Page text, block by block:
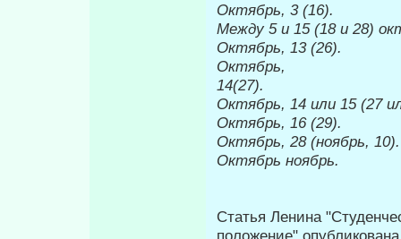
Октябрь, 3 (16).
Между 5 и 15 (18 и 28)
Октябрь, 13 (26).
Октябрь,
14(27).
Октябрь, 14 или 15 (27
Октябрь, 16 (29).
Октябрь, 28 (ноябрь, 10).
Октябрь ноябрь.
Статья Ленина